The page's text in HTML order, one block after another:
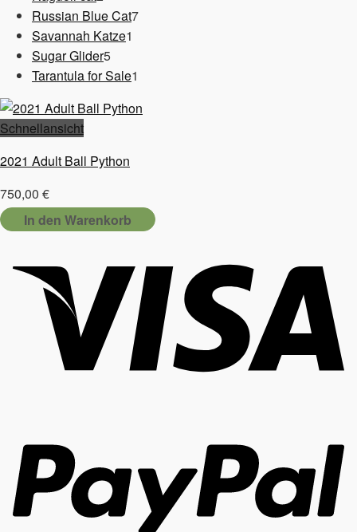
Produkte
Russian Blue Cat77
Savannah Katze1
Sugar Glider55
Produkte
Tarantula for Sale1
Schnellansicht
2021 Adult Ball Python
750,00 €
In den Warenkorb